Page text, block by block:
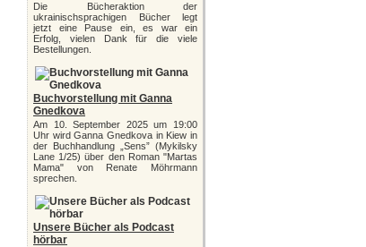
Die Bücheraktion der
ukrainischsprachigen Bücher legt
jetzt eine Pause ein, es war ein
Erfolg, vielen Dank für die viele
Bestellungen.
Buchvorstellung mit Ganna
Gnedkova
Am 10. September 2025 um 19:00
Uhr wird Ganna Gnedkova in Kiew in
der Buchhandlung „Sens” (Mykilsky
Lane 1/25) über den Roman "Martas
Mama" von Renate Möhrmann
sprechen.
Unsere Bücher als Podcast
hörbar